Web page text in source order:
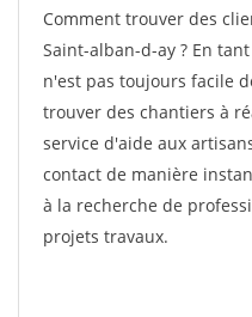
Comment trouver des
Saint-alban-d-ay ? En
n'est pas toujours facile
trouver des chantiers à
service d'aide aux
contact de manière
à la recherche de
projets travaux.